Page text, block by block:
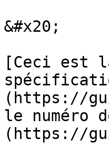
&#x20;
[Ceci est
(https://
le numéro
(https://